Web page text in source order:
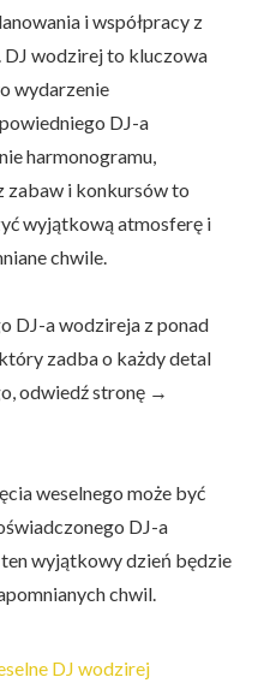
i współpracy z
wodzirej to kluczowa
wydarzenie
DJ-a
harmonogramu,
zabaw i konkursów to
wyjątkową atmosferę i
chwile.
DJ-a wodzireja z ponad
zadba o każdy detal
odwiedź stronę →
weselnego może być
DJ-a
wyjątkowy dzień będzie
chwil.
DJ wodzirej